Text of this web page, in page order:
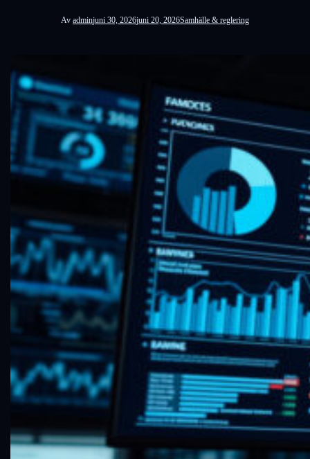
Av adminjuni 30, 2026juni 20, 2026Samhälle & reglering